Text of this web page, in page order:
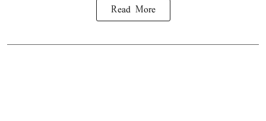
Read More